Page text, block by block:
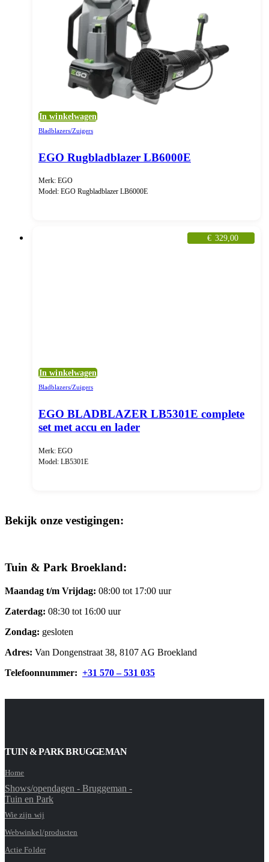
In winkelwagen
Bladblazers/Zuigers
EGO Rugbladblazer LB6000E
Merk: EGO
Model: EGO Rugbladblazer LB6000E
€ 329,00
In winkelwagen
Bladblazers/Zuigers
EGO BLADBLAZER LB5301E complete
set met accu en lader
Merk: EGO
Model: LB5301E
Bekijk onze vestigingen:
Tuin & Park Broekland:
Maandag t/m Vrijdag: 08:00 tot 17:00 uur
Zaterdag: 08:30 tot 16:00 uur
Zondag: gesloten
Adres: Van Dongenstraat 38, 8107 AG Broekland
Telefoonnummer: +31 570 – 531 035
TUIN & PARK BRUGGEMAN
Home
Shows/opendagen - Bruggeman -
Tuin en Park
Wie zijn wij
Webwinkel/producten
Actie Folder